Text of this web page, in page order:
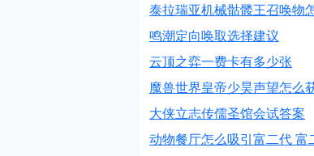
泰拉瑞亚机械骷髅王召唤物
鸣潮定向唤取选择建议
云顶之弈一费卡有多少张
魔兽世界皇帝少昊声望怎么
大侠立志传儒圣馆会试答案
动物餐厅怎么吸引富二代